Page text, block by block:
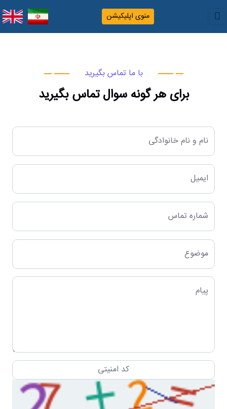
منوی اپلیکیشن
با ما تماس بگیرید
برای هر گونه سوال تماس بگیرید
نام و نام خانوادگی
ایمیل
شماره تماس
موضوع
پیام